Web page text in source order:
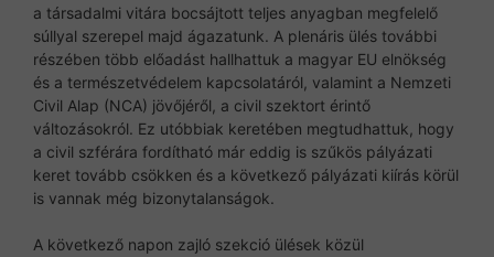
a társadalmi vitára bocsájtott teljes anyagban megfelelő
súllyal szerepel majd ágazatunk. A plenáris ülés további
részében több előadást hallhattuk a magyar EU elnökség
és a természetvédelem kapcsolatáról, valamint a Nemzeti
Civil Alap (NCA) jövőjéről, a civil szektort érintő
változásokról. Ez utóbbiak keretében megtudhattuk, hogy
a civil szférára fordítható már eddig is szűkös pályázati
keret tovább csökken és a következő pályázati kiírás körül
is vannak még bizonytalanságok.
A következő napon zajló szekció ülések közül